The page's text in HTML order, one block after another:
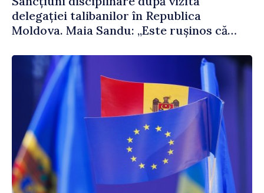
delegației talibanilor în Republica
Moldova. Maia Sandu: „Este rușinos că
politica statului”